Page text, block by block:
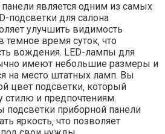
является одним из самых
подсветки для салона
улучшить видимость
время суток‚ что
вождения. LED-лампы для
имеют небольшие размеры и
на место штатных ламп. Вы
цвет подсветки‚ который
стилю и предпочтениям.
приборной панели
яркость‚ что позволяет